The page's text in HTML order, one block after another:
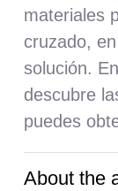
materiales
cruzado,
solución.
descubre
puedes
About the